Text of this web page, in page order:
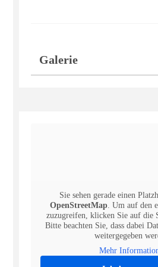
Galerie
Sie sehen gerade einen
OpenStreetMap. Um auf den
zuzugreifen, klicken Sie auf die
Bitte beachten Sie, dass dabei
weitergegeben
Mehr